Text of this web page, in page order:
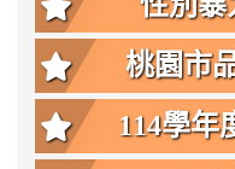
桃園市
114學年